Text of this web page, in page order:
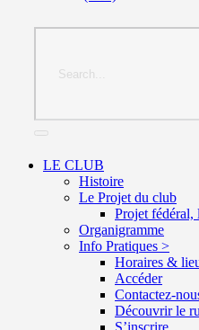
LE CLUB
Histoire
Le Projet du club
Projet fédéral,
Organigramme
Info Pratiques >
Horaires &
Accéder
Contactez-
Découvrir le
S’inscrire